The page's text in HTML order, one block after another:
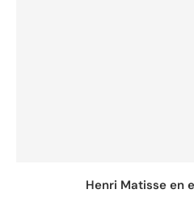
Henri Matisse en